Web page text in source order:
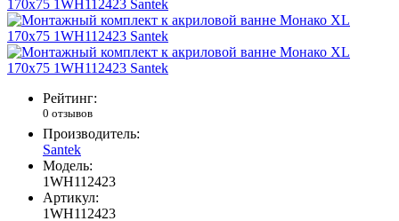
Рейтинг:
0 отзывов
Производитель:
Santek
Модель:
1WH112423
Артикул:
1WH112423